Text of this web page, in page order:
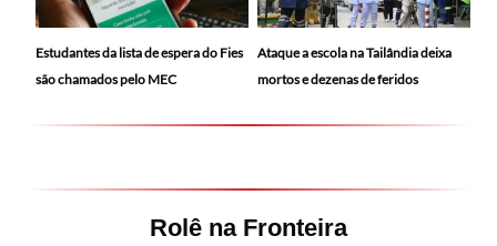
Estudantes da lista de espera do Fies
são chamados pelo MEC
Ataque a escola na Tailândia deixa
mortos e dezenas de feridos
Rolê na Fronteira